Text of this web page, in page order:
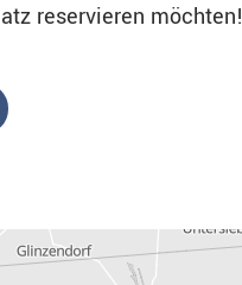
reservieren möchten!